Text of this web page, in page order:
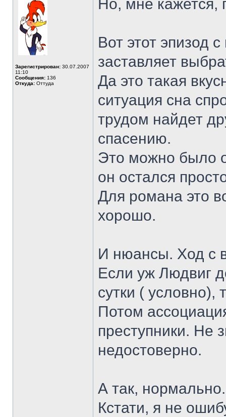
Зарегистрирован: 30.07.2007
11:10
Сообщения: 136
Откуда: Оттуда
Но, мне кажется,
Вот этот эпизод
заставляет
Да это такая
ситуация сна
трудом найдет
спасению.
Это можно было
он остался
Для романа это
хорошо.
И нюансы. Ход с
Если уж Людвиг
сутки ( условно),
Потом
преступники. Не
недостоверно.
А так, нормально.
Кстати, я не